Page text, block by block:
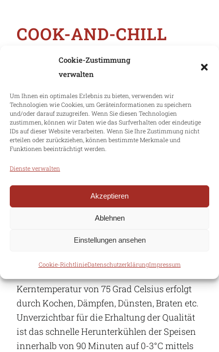
Cookie-Zustimmung
verwalten
Um Ihnen ein optimales Erlebnis zu bieten, verwenden wir
Technologien wie Cookies, um Geräteinformationen zu speichern
und/oder darauf zuzugreifen. Wenn Sie diesen Technologien
zustimmen, können wir Daten wie das Surfverhalten oder eindeutige
IDs auf dieser Website verarbeiten. Wenn Sie Ihre Zustimmung nicht
erteilen oder zurückziehen, können bestimmte Merkmale und
Funktionen beeinträchtigt werden.
Dienste verwalten
Akzeptieren
Ablehnen
Einstellungen ansehen
Cookie-RichtlinieDatenschutzerklärungImpressum
COOK-AND-CHILL
heißt nicht „aufgewärmt“!
zunehmend an Bedeutung. Schulen,
Kindertagesstätten, Betriebe und sonstige
Einrichtungen haben mittlerweile einen sehr
großen Anteil an der Außer-Haus-
Verpflegung.
Beim Cook & Chill (Kochen und Kühlen)
Verfahren wird die Zubereitung und
Verteilung der Speisen räumlich und zeitlich
abgekoppelt. Der Produktionsablauf erfolgt in
Vorbereiten, Garen, Kühlen und Portionieren
erfolgen in einer spezialisierten und
Kerntemperatur von 75 Grad Celsius erfolgt
durch Kochen, Dämpfen, Dünsten, Braten etc.
Unverzichtbar für die Erhaltung der Qualität
ist das schnelle Herunterkühlen der Speisen
innerhalb von 90 Minuten auf 0-3°C mittels